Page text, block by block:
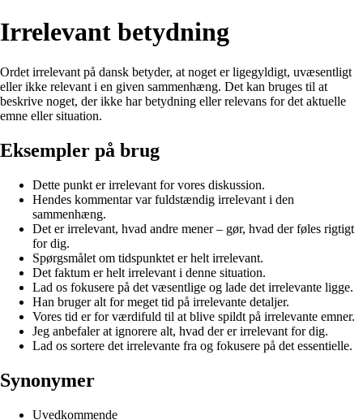
Irrelevant betydning
Ordet irrelevant på dansk betyder, at noget er ligegyldigt, uvæsentligt
eller ikke relevant i en given sammenhæng. Det kan bruges til at
beskrive noget, der ikke har betydning eller relevans for det aktuelle
emne eller situation.
Eksempler på brug
Dette punkt er irrelevant for vores diskussion.
Hendes kommentar var fuldstændig irrelevant i den
sammenhæng.
Det er irrelevant, hvad andre mener – gør, hvad der føles rigtigt
for dig.
Spørgsmålet om tidspunktet er helt irrelevant.
Det faktum er helt irrelevant i denne situation.
Lad os fokusere på det væsentlige og lade det irrelevante ligge.
Han bruger alt for meget tid på irrelevante detaljer.
Vores tid er for værdifuld til at blive spildt på irrelevante emner.
Jeg anbefaler at ignorere alt, hvad der er irrelevant for dig.
Lad os sortere det irrelevante fra og fokusere på det essentielle.
Synonymer
Uvedkommende